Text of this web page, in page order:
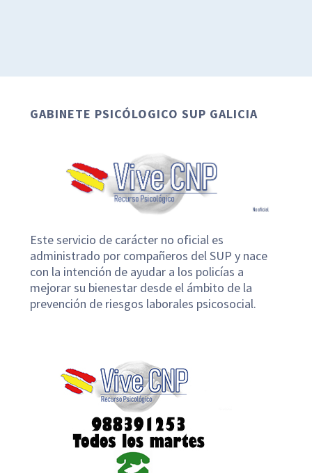
GABINETE PSICÓLOGICO SUP GALICIA
Este servicio de carácter no oficial es
administrado por compañeros del SUP y nace
con la intención de ayudar a los policías a
mejorar su bienestar desde el ámbito de la
prevención de riesgos laborales psicosocial.